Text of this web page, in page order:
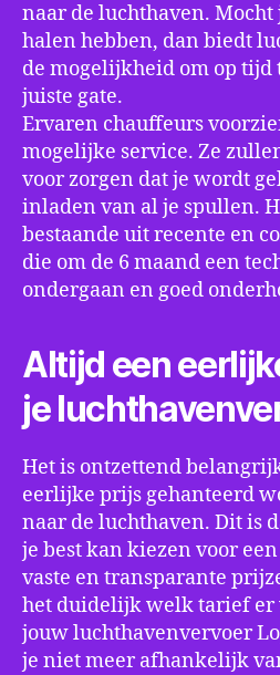
naar de luchthaven. Mocht
halen hebben, dan biedt
de mogelijkheid om op tijd
juiste gate.
Ervaren chauffeurs
mogelijke service. Ze
voor zorgen dat je wordt
inladen van al je spullen.
bestaande uit recente en
die om de 6 maand een
ondergaan en goed
Altijd een
je
Het is ontzettend
eerlijke prijs gehanteerd
naar de luchthaven. Dit is
je best kan kiezen voor
vaste en transparante
het duidelijk welk tarief er
jouw luchthavenvervoer
je niet meer afhankelijk